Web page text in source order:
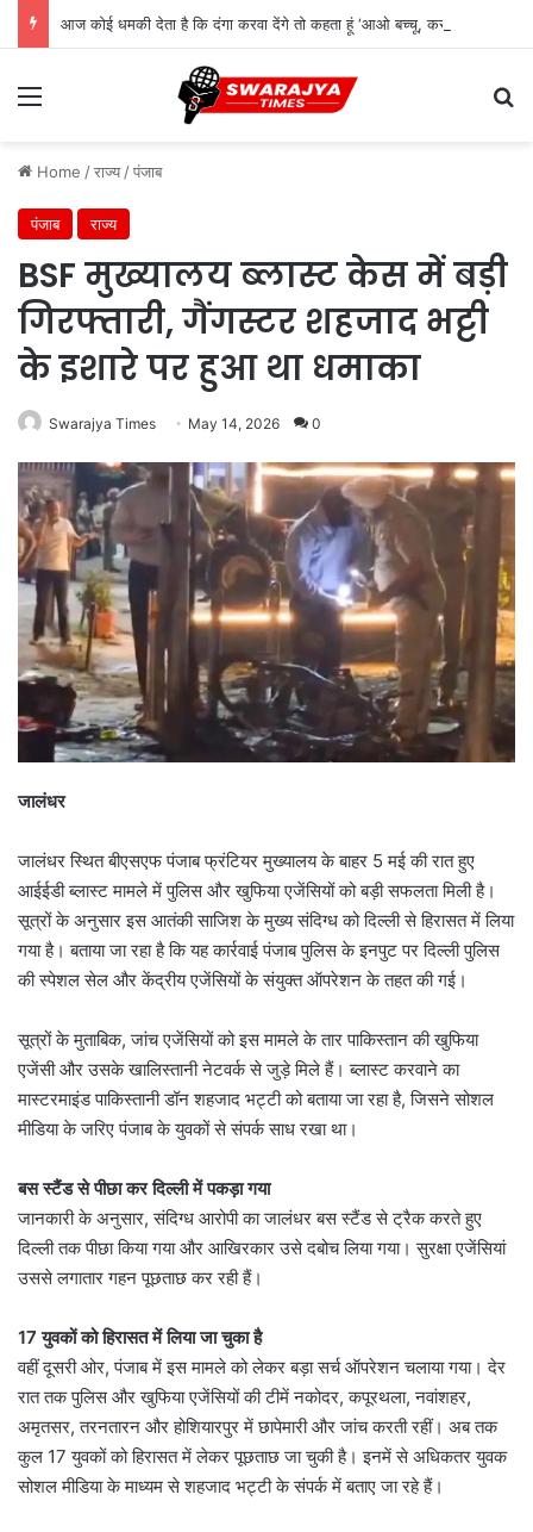
Menu
Home /राज्य /पंजाब
पंजाब राज्य
BSF मुख्यालय ब्लास्ट केस में बड़ी
गिरफ्तारी, गैंगस्टर शहजाद भट्टी
के इशारे पर हुआ था धमाका
Swarajya Times May 14, 2026 0
जालंधर
जालंधर स्थित बीएसएफ पंजाब फ्रंटियर मुख्यालय के बाहर 5 मई की रात हुए
आईईडी ब्लास्ट मामले में पुलिस और खुफिया एजेंसियों को बड़ी सफलता मिली है।
सूत्रों के अनुसार इस आतंकी साजिश के मुख्य संदिग्ध को दिल्ली से हिरासत में लिया
गया है। बताया जा रहा है कि यह कार्रवाई पंजाब पुलिस के इनपुट पर दिल्ली पुलिस
की स्पेशल सेल और केंद्रीय एजेंसियों के संयुक्त ऑपरेशन के तहत की गई।
सूत्रों के मुताबिक, जांच एजेंसियों को इस मामले के तार पाकिस्तान की खुफिया
एजेंसी और उसके खालिस्तानी नेटवर्क से जुड़े मिले हैं। ब्लास्ट करवाने का
मास्टरमाइंड पाकिस्तानी डॉन शहजाद भट्टी को बताया जा रहा है, जिसने सोशल
मीडिया के जरिए पंजाब के युवकों से संपर्क साध रखा था।
बस स्टैंड से पीछा कर दिल्ली में पकड़ा गया
जानकारी के अनुसार, संदिग्ध आरोपी का जालंधर बस स्टैंड से ट्रैक करते हुए
दिल्ली तक पीछा किया गया और आखिरकार उसे दबोच लिया गया। सुरक्षा एजेंसियां
उससे लगातार गहन पूछताछ कर रही हैं।
17 युवकों को हिरासत में लिया जा चुका है
वहीं दूसरी ओर, पंजाब में इस मामले को लेकर बड़ा सर्च ऑपरेशन चलाया गया। देर
रात तक पुलिस और खुफिया एजेंसियों की टीमें नकोदर, कपूरथला, नवांशहर,
अमृतसर, तरनतारन और होशियारपुर में छापेमारी और जांच करती रहीं। अब तक
कुल 17 युवकों को हिरासत में लेकर पूछताछ जा चुकी है। इनमें से अधिकतर युवक
सोशल मीडिया के माध्यम से शहजाद भट्टी के संपर्क में बताए जा रहे हैं।